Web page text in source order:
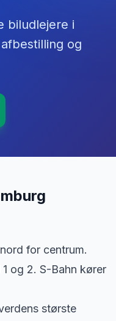
biludlejere i
og
for centrum.
og 2. S-Bahn kører
største